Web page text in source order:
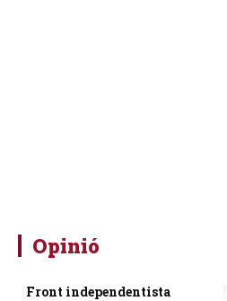
Opinió
Front independentista